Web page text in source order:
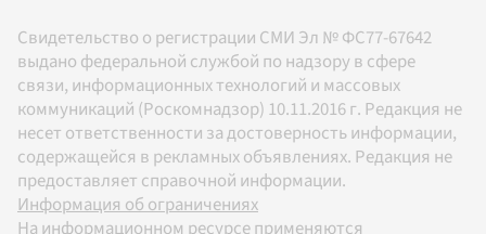
Свидетельство о регистрации СМИ Эл № ФС77-67642
выдано федеральной службой по надзору в сфере
связи, информационных технологий и массовых
коммуникаций (Роскомнадзор) 10.11.2016 г. Редакция не
несет ответственности за достоверность информации,
содержащейся в рекламных объявлениях. Редакция не
предоставляет справочной информации.
Информация об ограничениях
На информационном ресурсе применяются